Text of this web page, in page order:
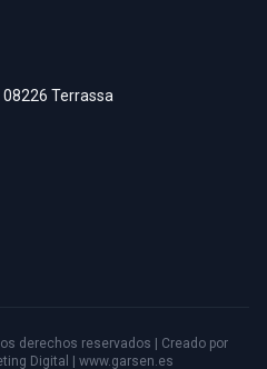
08226 Terrassa
derechos reservados | Creado por
Digital | www.garsen.es